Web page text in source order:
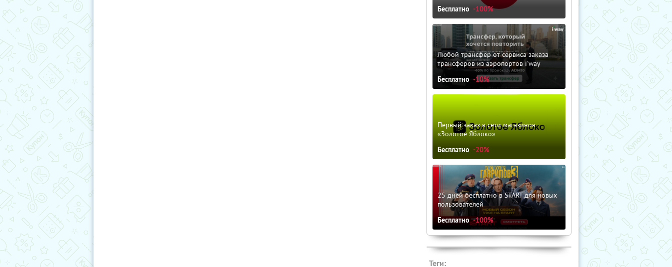
Бесплатно -100%
Любой трансфер от сервиса заказа
трансферов из аэропортов i'way
Бесплатно -10%
Первый заказ в сети магазинов
«Золотое Яблоко»
Бесплатно -20%
25 дней бесплатно в START для новых
пользователей
Бесплатно -100%
Теги: